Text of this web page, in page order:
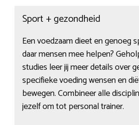
Sport + gezondheid
Een voedzaam dieet en genoeg
daar mensen mee helpen?
studies leer jij meer details over
specifieke voeding wensen en
bewegen. Combineer alle
jezelf om tot personal trainer.